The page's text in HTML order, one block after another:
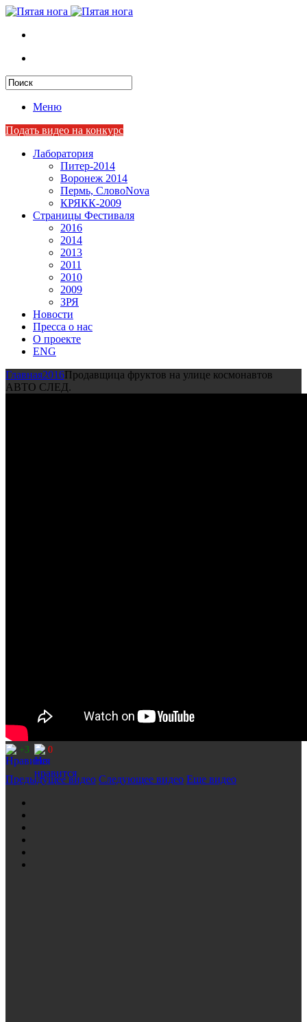
Меню
Подать видео на конкурс
Лаборатория
Питер-2014
Воронеж 2014
Пермь, СловоNova
КРЯКК-2009
Страницы Фестиваля
2016
2014
2013
2011
2010
2009
ЗРЯ
Новости
Пресса о нас
О проекте
ENG
Главная2016Продавщица фруктов на улице космонавтов
АВТО СЛЕД.
+3 0
Предыдущее видео Следующее видео Еще видео